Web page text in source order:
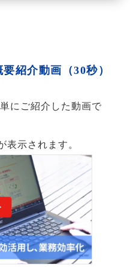
紹介動画（30秒）
にご紹介した動画で
表示されます。